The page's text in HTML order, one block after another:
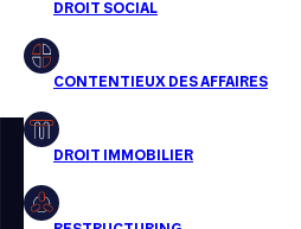
Droit immobilier
Restructuring
Aucun résultats pour cette recherche